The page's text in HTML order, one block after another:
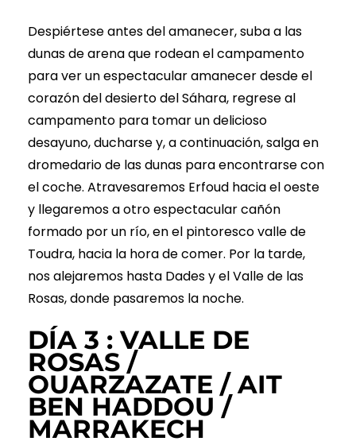
Despiértese antes del amanecer, suba a las
dunas de arena que rodean el campamento
para ver un espectacular amanecer desde el
corazón del desierto del Sáhara, regrese al
campamento para tomar un delicioso
desayuno, ducharse y, a continuación, salga en
dromedario de las dunas para encontrarse con
el coche. Atravesaremos Erfoud hacia el oeste
y llegaremos a otro espectacular cañón
formado por un río, en el pintoresco valle de
Toudra, hacia la hora de comer. Por la tarde,
nos alejaremos hasta Dades y el Valle de las
Rosas, donde pasaremos la noche.
DÍA 3 : VALLE DE
ROSAS /
OUARZAZATE / AIT
BEN HADDOU /
MARRAKECH